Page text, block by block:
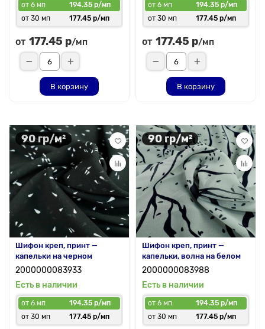
от 6 мп
194.35 р/мп
от 30 мп
177.45 р/мп
от 177.45 р/мп
В корзину
от 6 мп
194.35 р/мп
от 30 мп
177.45 р/мп
от 177.45 р/мп
В корзину
90 гр/м²
Шифон креп, принт —
капельки на черном
2000000083933
Есть в наличии
от 6 мп
194.35 р/мп
от 30 мп
177.45 р/мп
90 гр/м²
Шифон креп, принт —
капельки, волна на белом
2000000083988
Есть в наличии
от 6 мп
194.35 р/мп
от 30 мп
177.45 р/мп